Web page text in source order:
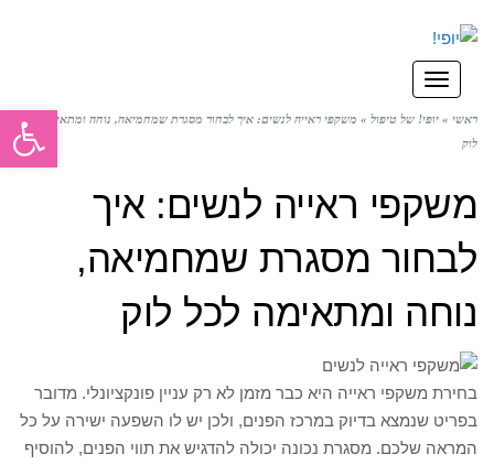
תפריט
ראשי » יופי! של טיפול » משקפי ראייה לנשים: איך לבחור מסגרת שמחמיאה, נוחה ומתאימה לכל
לוק
משקפי ראייה לנשים: איך
לבחור מסגרת שמחמיאה,
נוחה ומתאימה לכל לוק
בחירת משקפי ראייה היא כבר מזמן לא רק עניין פונקציונלי. מדובר
בפריט שנמצא בדיוק במרכז הפנים, ולכן יש לו השפעה ישירה על כל
המראה שלכם. מסגרת נכונה יכולה להדגיש את תווי הפנים, להוסיף
פתח